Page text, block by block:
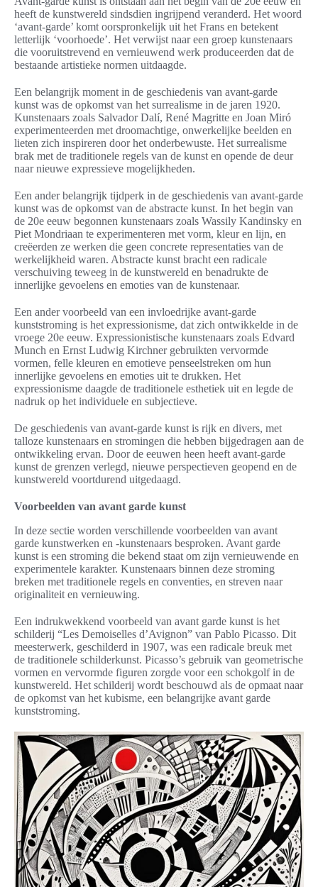
heeft de kunstwereld sindsdien ingrijpend veranderd. Het woord
‘avant-garde’ komt oorspronkelijk uit het Frans en betekent
letterlijk ‘voorhoede’. Het verwijst naar een groep kunstenaars
die vooruitstrevend en vernieuwend werk produceerden dat de
bestaande artistieke normen uitdaagde.
Een belangrijk moment in de geschiedenis van avant-garde
kunst was de opkomst van het surrealisme in de jaren 1920.
Kunstenaars zoals Salvador Dalí, René Magritte en Joan Miró
experimenteerden met droomachtige, onwerkelijke beelden en
lieten zich inspireren door het onderbewuste. Het surrealisme
brak met de traditionele regels van de kunst en opende de deur
naar nieuwe expressieve mogelijkheden.
Een ander belangrijk tijdperk in de geschiedenis van avant-garde
kunst was de opkomst van de abstracte kunst. In het begin van
de 20e eeuw begonnen kunstenaars zoals Wassily Kandinsky en
Piet Mondriaan te experimenteren met vorm, kleur en lijn, en
creëerden ze werken die geen concrete representaties van de
werkelijkheid waren. Abstracte kunst bracht een radicale
verschuiving teweeg in de kunstwereld en benadrukte de
innerlijke gevoelens en emoties van de kunstenaar.
Een ander voorbeeld van een invloedrijke avant-garde
kunststroming is het expressionisme, dat zich ontwikkelde in de
vroege 20e eeuw. Expressionistische kunstenaars zoals Edvard
Munch en Ernst Ludwig Kirchner gebruikten vervormde
vormen, felle kleuren en emotieve penseelstreken om hun
innerlijke gevoelens en emoties uit te drukken. Het
expressionisme daagde de traditionele esthetiek uit en legde de
nadruk op het individuele en subjectieve.
De geschiedenis van avant-garde kunst is rijk en divers, met
talloze kunstenaars en stromingen die hebben bijgedragen aan de
ontwikkeling ervan. Door de eeuwen heen heeft avant-garde
kunst de grenzen verlegd, nieuwe perspectieven geopend en de
kunstwereld voortdurend uitgedaagd.
Voorbeelden van avant garde kunst
In deze sectie worden verschillende voorbeelden van avant
garde kunstwerken en -kunstenaars besproken. Avant garde
kunst is een stroming die bekend staat om zijn vernieuwende en
experimentele karakter. Kunstenaars binnen deze stroming
breken met traditionele regels en conventies, en streven naar
originaliteit en vernieuwing.
Een indrukwekkend voorbeeld van avant garde kunst is het
schilderij “Les Demoiselles d’Avignon” van Pablo Picasso. Dit
meesterwerk, geschilderd in 1907, was een radicale breuk met
de traditionele schilderkunst. Picasso’s gebruik van geometrische
vormen en vervormde figuren zorgde voor een schokgolf in de
kunstwereld. Het schilderij wordt beschouwd als de opmaat naar
de opkomst van het kubisme, een belangrijke avant garde
kunststroming.